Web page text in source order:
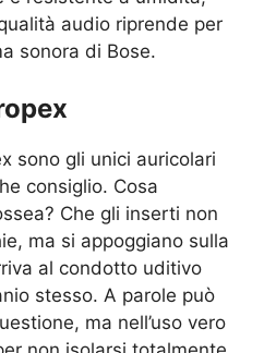
audio riprende per
sonora di Bose.
sono gli unici auricolari
consiglio. Cosa
Che gli inserti non
ma si appoggiano sulla
al condotto uditivo
stesso. A parole può
ma nell’uso vero